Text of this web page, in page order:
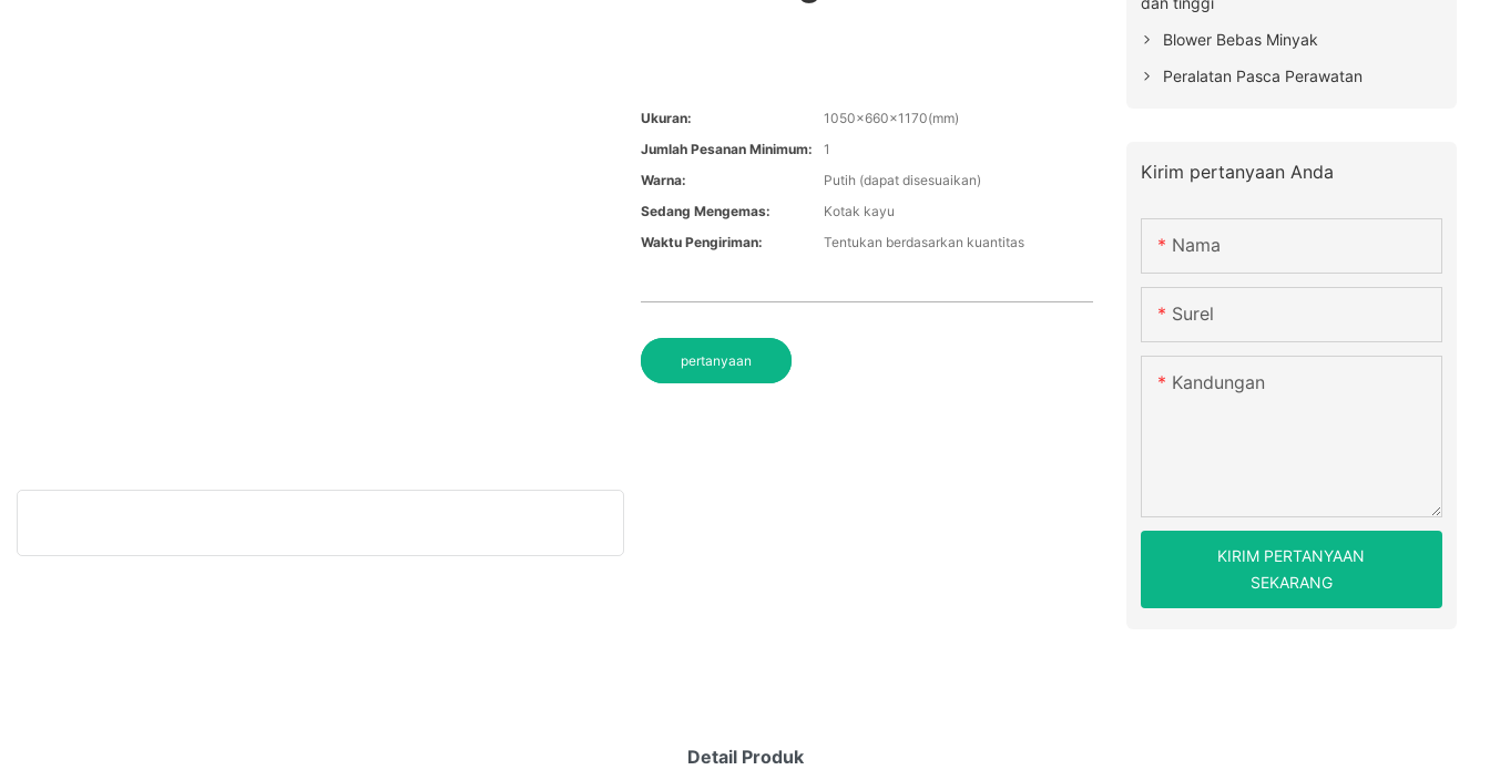
Ukuran:
1050x660x1170(mm)
Jumlah Pesanan Minimum:
1
Warna:
Putih (dapat disesuaikan)
Sedang Mengemas:
Kotak kayu
Waktu Pengiriman:
Tentukan berdasarkan kuantitas
pertanyaan
Blower Bebas Minyak
Peralatan Pasca Perawatan
Kirim pertanyaan Anda
Nama
Surel
Kandungan
KIRIM PERTANYAAN
SEKARANG
Detail Produk